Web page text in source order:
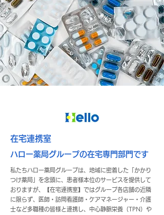
在宅連携室
ハロー薬局グループの在宅​専門部門です
私たちハロー薬局グループは、地域に密着した「かかり
つけ薬局」を念頭に、患者様本位のサービスを提供して
おりますが、【在宅連携室】ではグループ各店舗の近隣
に限らず、医師・訪問看護師・ケアマネージャー・介護
士など多職種の皆様と連携し、中心静脈栄養（TPN）や